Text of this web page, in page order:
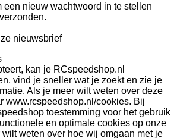
een nieuw wachtwoord in te stellen
nieuwsbrief
kan je RCspeedshop.nl
vind je sneller wat je zoekt en zie je
Als je meer wilt weten over deze
www.rcspeedshop.nl/cookies. Bij
toestemming voor het gebruik
en optimale cookies op onze
weten over hoe wij omgaan met je